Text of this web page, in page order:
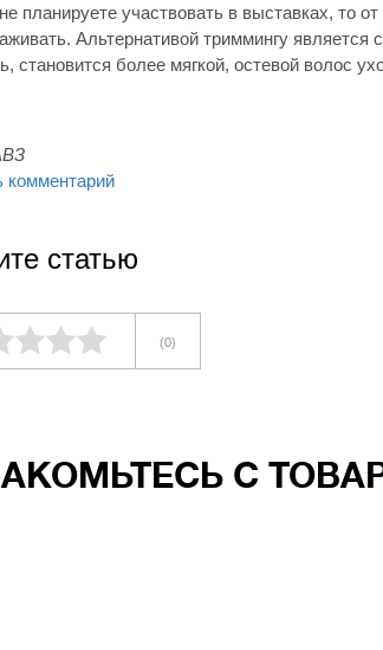
планируете участвовать в выставках, то
Альтернативой триммингу
становится более мягкой, остевой волос
комментарий
статью
(0)
С